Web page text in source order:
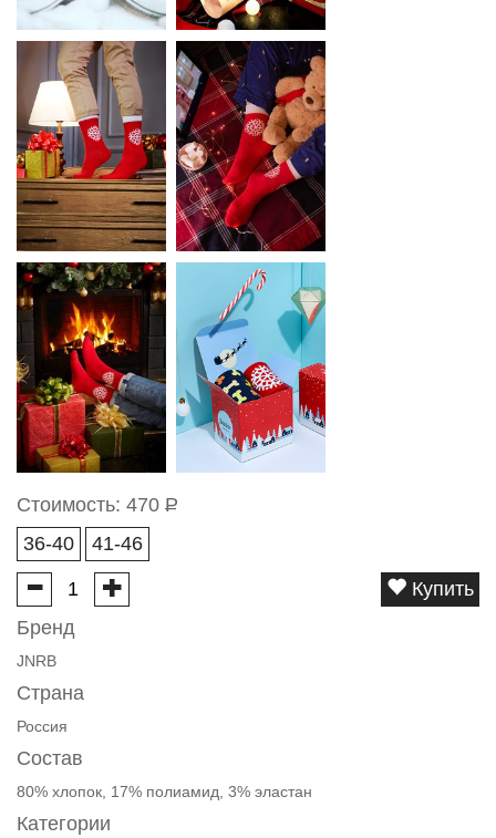
Стоимость: 470 Р
36-40
41-46
Купить
Бренд
JNRB
Страна
Россия
Состав
80% хлопок, 17% полиамид, 3% эластан
Категории